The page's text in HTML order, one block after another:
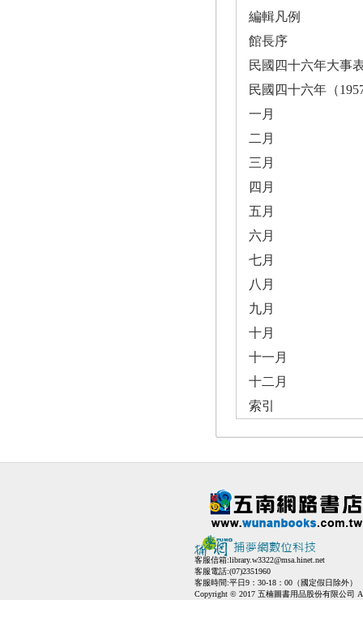
編輯凡例
館長序
民國四十六年大事
民國四十六年（
一月
二月
三月
四月
五月
六月
七月
八月
九月
十月
十一月
十二月
索引
客服信箱:library.w3322@msa.hinet.net
客服電話:(07)2351960
客服時間:平日9：30-18：00（國定假日除外）
Copyright © 2017 五楠圖書用品股份有限公司